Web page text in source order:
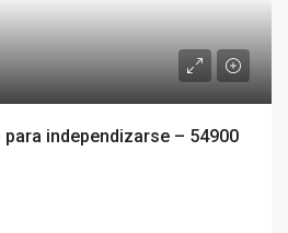
independizarse – 54900